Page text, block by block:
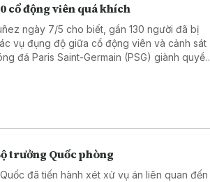
cổ động viên quá khích
ngày 7/5 cho biết, gần 130 người đã bị
vụ đụng độ giữa cổ động viên và cảnh sát
đá Paris Saint-Germain (PSG) giành quyền
trưởng Quốc phòng
đã tiến hành xét xử vụ án liên quan đến